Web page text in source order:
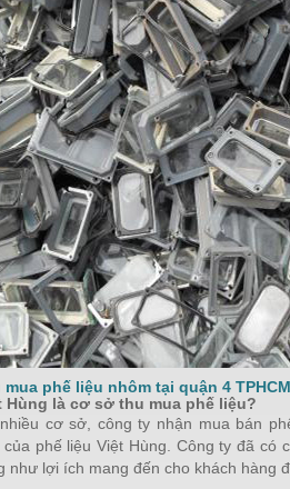
mua phế liệu nhôm tại quận 4 TPHCM
Hùng là cơ sở thu mua phế liệu?
cơ sở, công ty nhận mua bán
phế liệu Việt Hùng. Công ty đã có
như lợi ích mang đến cho khách hàng